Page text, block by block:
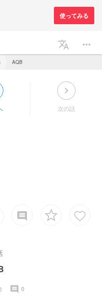
translate more_horiz
AQB
keyboard_arrow_right
次の話
insert_comment
insert_comment 0